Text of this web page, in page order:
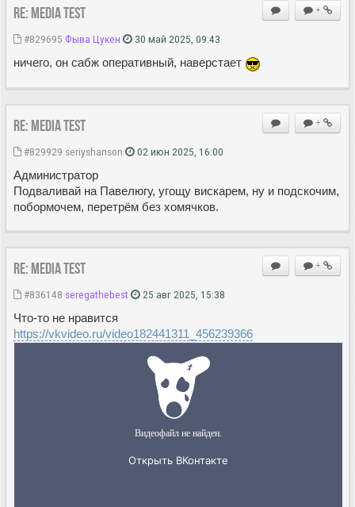
+
Re: MEDIA Test
#829695 Фыва Цукен 30 май 2025, 09:43
ничего, он сабж оперативный, наверстает
+
Re: MEDIA Test
#829929 seriyshanson 02 июн 2025, 16:00
Администратор
Подваливай на Павелюгу, угощу вискарем, ну и подскочим,
побормочем, перетрём без хомячков.
+
Re: MEDIA Test
#836148 seregathebest 25 авг 2025, 15:38
Что-то не нравится
https://vkvideo.ru/video182441311_456239366